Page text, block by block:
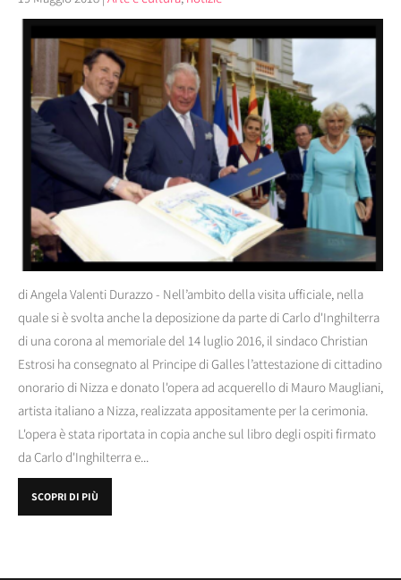
di Angela Valenti Durazzo - Nell’ambito della visita ufficiale, nella
quale si è svolta anche la deposizione da parte di Carlo d'Inghilterra
di una corona al memoriale del 14 luglio 2016, il sindaco Christian
Estrosi ha consegnato al Principe di Galles l’attestazione di cittadino
onorario di Nizza e donato l'opera ad acquerello di Mauro Maugliani,
artista italiano a Nizza, realizzata appositamente per la cerimonia.
L'opera è stata riportata in copia anche sul libro degli ospiti firmato
da Carlo d'Inghilterra e...
SCOPRI DI PIÙ